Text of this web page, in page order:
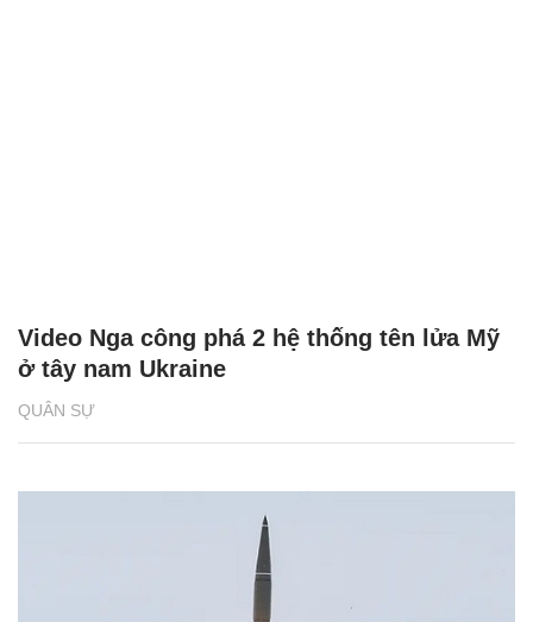
QUÂN SỰ
Video Nga công phá 2 hệ thống tên lửa Mỹ
ở tây nam Ukraine